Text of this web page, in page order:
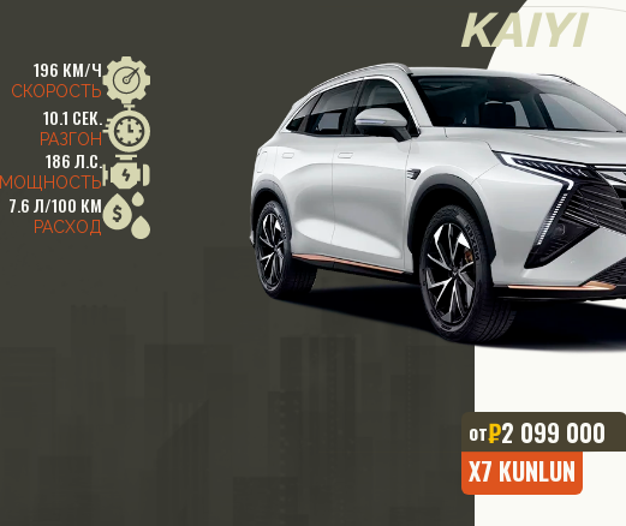
196 КМ/Ч
СКОРОСТЬ
10.1 СЕК.
РАЗГОН
186 Л.С.
МОЩНОСТЬ
7.6 Л/100 КМ
РАСХОД
KAIYI
от₽2 099 000
X7 KUNLUN